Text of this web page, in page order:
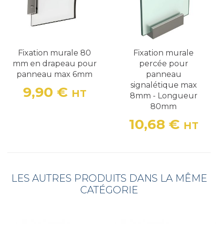
Fixation murale 80
mm en drapeau pour
panneau max 6mm
Prix
9,90 € HT
Fixation murale
percée pour
panneau
signalétique max
8mm - Longueur
80mm
Prix
10,68 € HT
LES AUTRES PRODUITS DANS LA MÊME
CATÉGORIE